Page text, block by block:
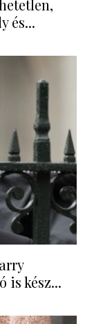
és...
is kész...